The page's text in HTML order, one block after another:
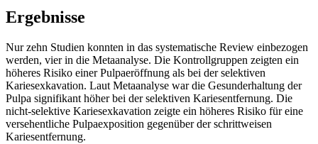
Ergebnisse
Nur zehn Studien konnten in das systematische Review einbezogen
werden, vier in die Metaanalyse. Die Kontrollgruppen zeigten ein
höheres Risiko einer Pulpaeröffnung als bei der selektiven
Kariesexkavation. Laut Metaanalyse war die Gesunderhaltung der
Pulpa signifikant höher bei der selektiven Kariesentfernung. Die
nicht-selektive Kariesexkavation zeigte ein höheres Risiko für eine
versehentliche Pulpaexposition gegenüber der schrittweisen
Kariesentfernung.